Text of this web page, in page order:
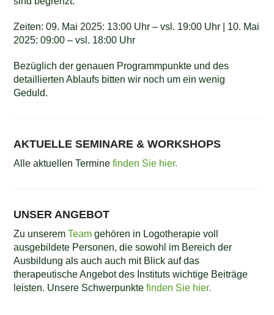
Zeiten: 09. Mai 2025: 13:00 Uhr – vsl. 19:00 Uhr | 10. Mai
2025: 09:00 – vsl. 18:00 Uhr
Bezüglich der genauen Programmpunkte und des
detaillierten Ablaufs bitten wir noch um ein wenig
Geduld.
AKTUELLE SEMINARE & WORKSHOPS
Alle aktuellen Terminefinden Sie hier.
UNSER ANGEBOT
Zu unseremTeam gehören in Logotherapie voll
ausgebildete Personen, die sowohl im Bereich der
Ausbildung als auch auch mit Blick auf das
therapeutische Angebot des Instituts wichtige Beiträge
leisten. Unsere Schwerpunktefinden Sie hier.